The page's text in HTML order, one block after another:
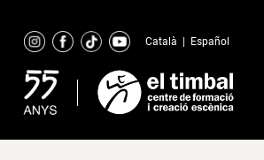
content
Català Español